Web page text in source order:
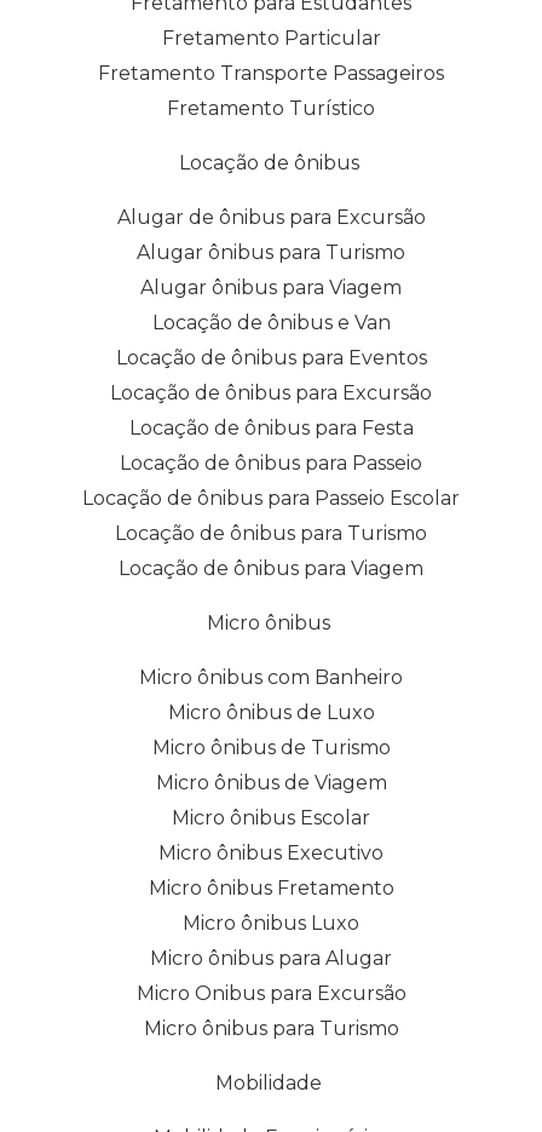
Fretamento Particular
Fretamento Transporte Passageiros
Fretamento Turístico
Locação de ônibus
Alugar de ônibus para Excursão
Alugar ônibus para Turismo
Alugar ônibus para Viagem
Locação de ônibus e Van
Locação de ônibus para Eventos
Locação de ônibus para Excursão
Locação de ônibus para Festa
Locação de ônibus para Passeio
Locação de ônibus para Passeio Escolar
Locação de ônibus para Turismo
Locação de ônibus para Viagem
Micro ônibus
Micro ônibus com Banheiro
Micro ônibus de Luxo
Micro ônibus de Turismo
Micro ônibus de Viagem
Micro ônibus Escolar
Micro ônibus Executivo
Micro ônibus Fretamento
Micro ônibus Luxo
Micro ônibus para Alugar
Micro Onibus para Excursão
Micro ônibus para Turismo
Mobilidade